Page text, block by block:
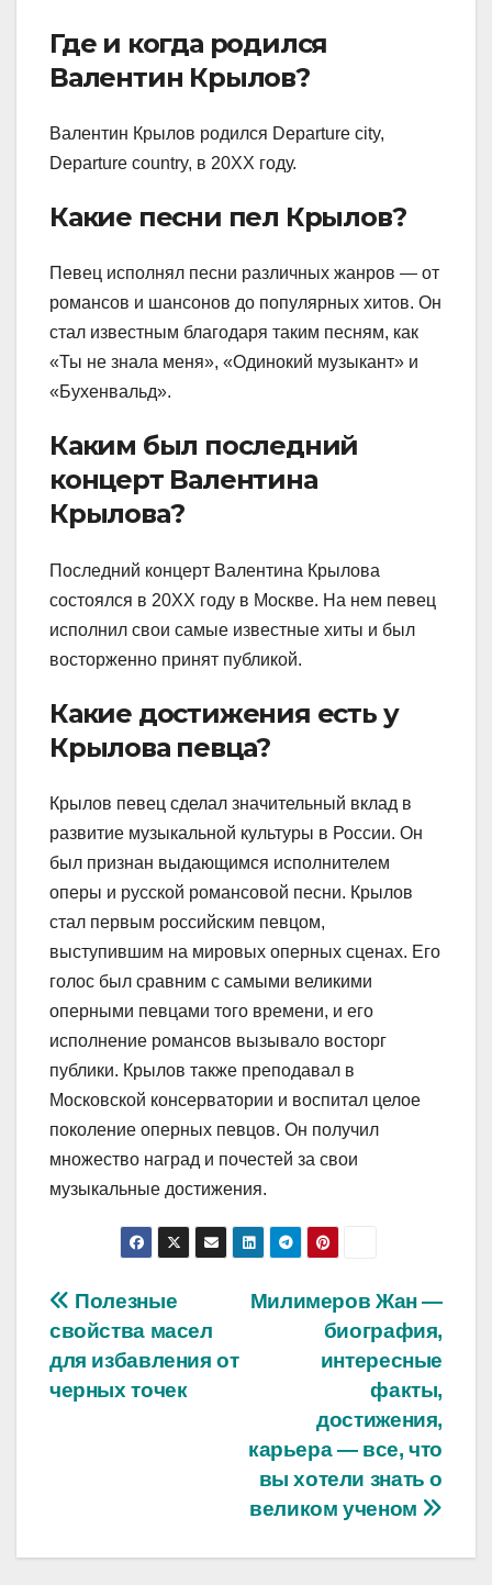
Где и когда родился
Валентин Крылов?
Валентин Крылов родился Departure city,
Departure country, в 20XX году.
Какие песни пел Крылов?
Певец исполнял песни различных жанров — от
романсов и шансонов до популярных хитов. Он
стал известным благодаря таким песням, как
«Ты не знала меня», «Одинокий музыкант» и
«Бухенвальд».
Каким был последний
концерт Валентина
Крылова?
Последний концерт Валентина Крылова
состоялся в 20XX году в Москве. На нем певец
исполнил свои самые известные хиты и был
восторженно принят публикой.
Какие достижения есть у
Крылова певца?
Крылов певец сделал значительный вклад в
развитие музыкальной культуры в России. Он
был признан выдающимся исполнителем
оперы и русской романсовой песни. Крылов
стал первым российским певцом,
выступившим на мировых оперных сценах. Его
голос был сравним с самыми великими
оперными певцами того времени, и его
исполнение романсов вызывало восторг
публики. Крылов также преподавал в
Московской консерватории и воспитал целое
поколение оперных певцов. Он получил
множество наград и почестей за свои
музыкальные достижения.
Навигация
по
записям
Милимеров Жан —
биография,
интересные
факты,
достижения,
карьера — все, что
вы хотели знать о
великом ученом
Полезные
свойства масел
для избавления от
черных точек